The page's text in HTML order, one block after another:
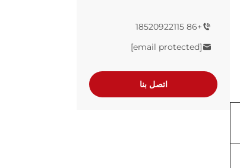
+86 18520922115
[email protected]
اتصل بنا